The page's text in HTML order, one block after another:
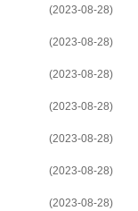
(2023-08-28)
(2023-08-28)
(2023-08-28)
(2023-08-28)
(2023-08-28)
(2023-08-28)
(2023-08-28)